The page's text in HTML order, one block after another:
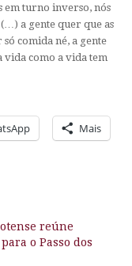
em turno inverso, nós
a gente quer que as
comida né, a gente
vida como a vida tem
Mais
reúne
o Passo dos